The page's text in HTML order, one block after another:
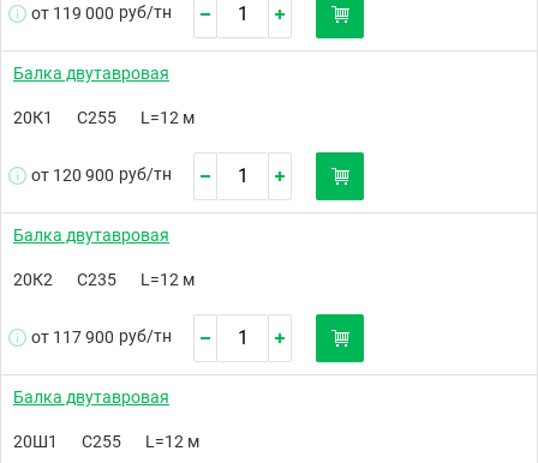
от 119 000 руб/тн
Балка двутавровая
20К1 С255 L=12 м
от 120 900 руб/тн
Балка двутавровая
20К2 С235 L=12 м
от 117 900 руб/тн
Балка двутавровая
20Ш1 С255 L=12 м